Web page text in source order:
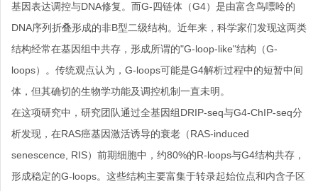
基因表达调控与DNA修复。而G-四链体（G4）是由富含鸟嘌呤的
DNA序列折叠形成的非B型二级结构。近年来，科学家们发现这两类
结构经常在基因组中共存，形成所谓的"G-loop-like"结构（G-
loops）。传统观点认为，G-loops可能是G4解析过程中的短暂中间
体，但其确切的生物学功能及调控机制一直未明。
在这项研究中，研究团队通过全基因组DRIP-seq与G4-ChIP-seq分
析发现，在RAS癌基因激活诱导的衰老（RAS-induced
senescence, RIS）前期细胞中，约80%的R-loops与G4结构共存，
形成稳定的G-loops。这些结构主要富集于转录起始位点和内含子区